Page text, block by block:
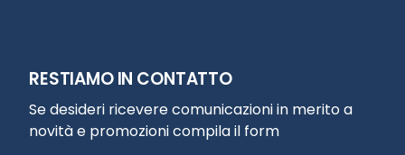
RESTIAMO IN CONTATTO
Se desideri ricevere comunicazioni in merito a
novità e promozioni compila il form